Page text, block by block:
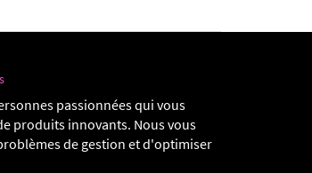
passionnées qui vous
produits innovants. Nous vous
de gestion et d'optimiser